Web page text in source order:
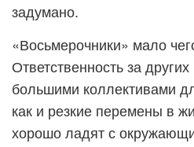
задумано.
«Восьмерочники» мало
Ответственность за
большими коллективами
как и резкие перемены в
хорошо ладят с